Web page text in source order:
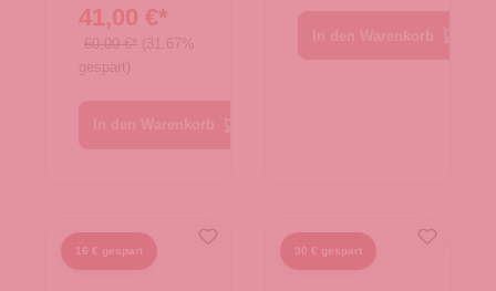
41,00 €*
60,00 €* (31.67%
gespart)
16 € gespart 30 € gespart